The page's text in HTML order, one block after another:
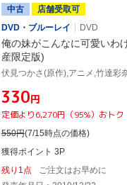
中古
店舗受取可
DVD・ブルーレイ
DVD
俺の妹がこんなに可愛いわ
産限定版)
¥330円
定価より6,270円（95%）おトク
550円(7/15時点の価格)
獲得ポイント 3P
残り1点
ご注文はお早めに